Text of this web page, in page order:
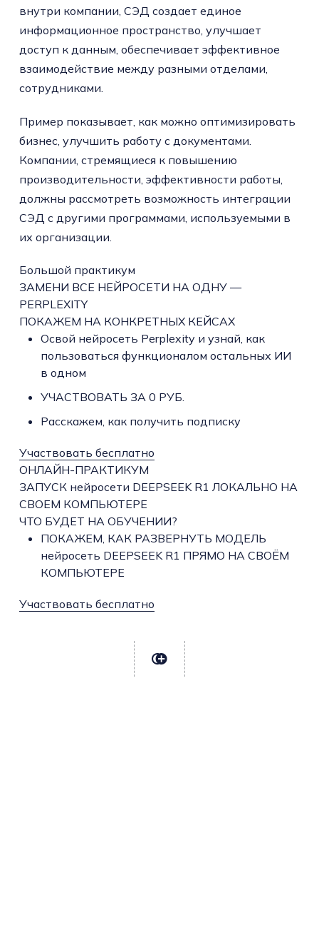
внутри компании, СЭД создает единое
информационное пространство, улучшает
доступ к данным, обеспечивает эффективное
взаимодействие между разными отделами,
сотрудниками.
Пример показывает, как можно оптимизировать
бизнес, улучшить работу с документами.
Компании, стремящиеся к повышению
производительности, эффективности работы,
должны рассмотреть возможность интеграции
СЭД с другими программами, используемыми в
их организации.
Большой практикум
ЗАМЕНИ ВСЕ НЕЙРОСЕТИ НА ОДНУ —
PERPLEXITY
ПОКАЖЕМ НА КОНКРЕТНЫХ КЕЙСАХ
Освой нейросеть Perplexity и узнай, как
пользоваться функционалом остальных ИИ
в одном
УЧАСТВОВАТЬ ЗА 0 РУБ.
Расскажем, как получить подписку
Участвовать бесплатно
ОНЛАЙН-ПРАКТИКУМ
ЗАПУСК нейросети DEEPSEEK R1 ЛОКАЛЬНО НА
СВОЕМ КОМПЬЮТЕРЕ
ЧТО БУДЕТ НА ОБУЧЕНИИ?
ПОКАЖЕМ, КАК РАЗВЕРНУТЬ МОДЕЛЬ
нейросеть DEEPSEEK R1 ПРЯМО НА СВОЁМ
КОМПЬЮТЕРЕ
Участвовать бесплатно